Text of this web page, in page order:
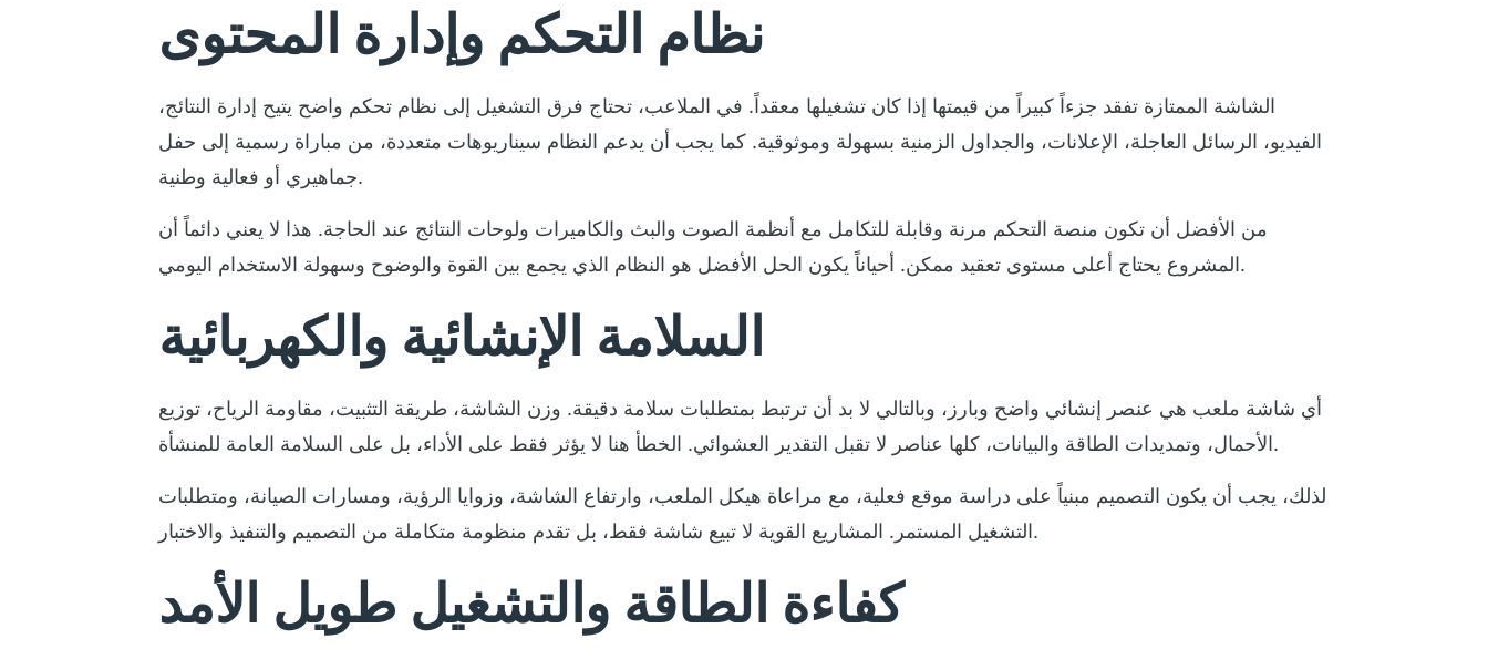
نظام التحكم وإدارة المحتوى
الشاشة الممتازة تفقد جزءاً كبيراً من قيمتها إذا كان تشغيلها معقداً. في الملاعب، تحتاج فرق التشغيل إلى نظام تحكم واضح يتيح إدارة النتائج،
الفيديو، الرسائل العاجلة، الإعلانات، والجداول الزمنية بسهولة وموثوقية. كما يجب أن يدعم النظام سيناريوهات متعددة، من مباراة رسمية إلى حفل
جماهيري أو فعالية وطنية.
من الأفضل أن تكون منصة التحكم مرنة وقابلة للتكامل مع أنظمة الصوت والبث والكاميرات ولوحات النتائج عند الحاجة. هذا لا يعني دائماً أن
المشروع يحتاج أعلى مستوى تعقيد ممكن. أحياناً يكون الحل الأفضل هو النظام الذي يجمع بين القوة والوضوح وسهولة الاستخدام اليومي.
السلامة الإنشائية والكهربائية
أي شاشة ملعب هي عنصر إنشائي واضح وبارز، وبالتالي لا بد أن ترتبط بمتطلبات سلامة دقيقة. وزن الشاشة، طريقة التثبيت، مقاومة الرياح، توزيع
الأحمال، وتمديدات الطاقة والبيانات، كلها عناصر لا تقبل التقدير العشوائي. الخطأ هنا لا يؤثر فقط على الأداء، بل على السلامة العامة للمنشأة.
لذلك، يجب أن يكون التصميم مبنياً على دراسة موقع فعلية، مع مراعاة هيكل الملعب، وارتفاع الشاشة، وزوايا الرؤية، ومسارات الصيانة، ومتطلبات
التشغيل المستمر. المشاريع القوية لا تبيع شاشة فقط، بل تقدم منظومة متكاملة من التصميم والتنفيذ والاختبار.
كفاءة الطاقة والتشغيل طويل الأمد